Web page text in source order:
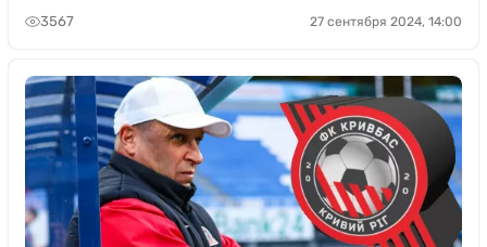
3567 27 сентября 2024, 14:00